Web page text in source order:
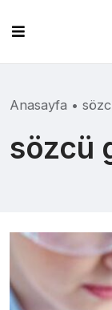
content
Anasayfa •
sözcü